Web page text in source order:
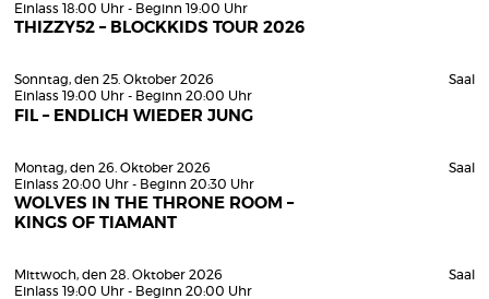
Einlass 18:00 Uhr - Beginn 19:00 Uhr
THIZZY52 – BLOCKKIDS TOUR 2026
Sonntag, den 25. Oktober 2026
Einlass 19:00 Uhr - Beginn 20:00 Uhr
FIL – ENDLICH WIEDER JUNG
Saal
Montag, den 26. Oktober 2026
Einlass 20:00 Uhr - Beginn 20:30 Uhr
WOLVES IN THE THRONE ROOM –
KINGS OF TIAMANT
Saal
Mittwoch, den 28. Oktober 2026
Einlass 19:00 Uhr - Beginn 20:00 Uhr
Saal